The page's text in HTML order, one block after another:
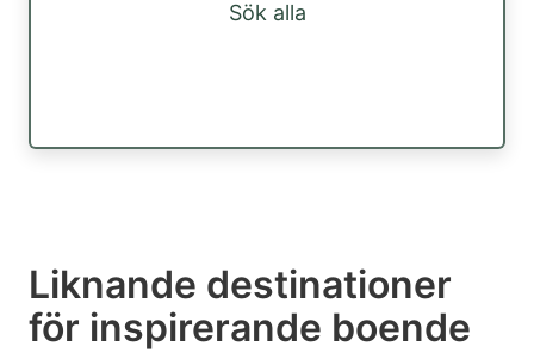
Sök alla
Liknande destinationer
för inspirerande boende